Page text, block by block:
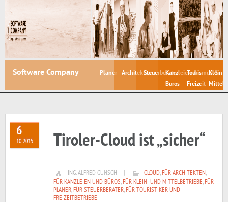
Software Company Planer ArchitektenSteuerberaterKanzleien &
Büros
Tourismus &
Freizeit
Klein-
6
10 2015 Tiroler-Cloud ist „sicher“
ING. ALFRED GUNSCH CLOUD,FÜR ARCHITEKTEN,
FÜR KANZLEIEN UND BÜROS,FÜR KLEIN- UND MITTELBETRIEBE,FÜR
PLANER,FÜR STEUERBERATER,FÜR TOURISTIKER UND
FREIZEITBETRIEBE